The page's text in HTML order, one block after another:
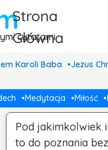
cytatami
Strona
Główna
Karoli Baba Jezus
Medytacja Miłość
Pod jakimkolwiek
to do poznania